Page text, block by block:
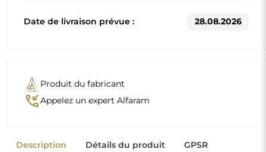
Date de livraison prévue : 28.08.2026
Produit du fabricant
phone_callbackAppelez un expert Alfaram
Description Détails du produit GPSR